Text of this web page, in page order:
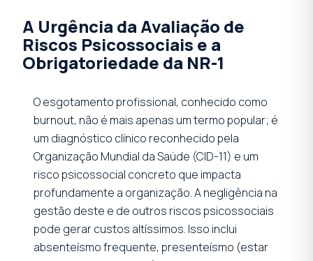
A Urgência da Avaliação de
Riscos Psicossociais e a
Obrigatoriedade da NR-1
O esgotamento profissional, conhecido como
burnout, não é mais apenas um termo popular; é
um diagnóstico clínico reconhecido pela
Organização Mundial da Saúde (CID-11) e um
risco psicossocial concreto que impacta
profundamente a organização. A negligência na
gestão deste e de outros riscos psicossociais
pode gerar custos altíssimos. Isso inclui
absenteísmo frequente, presenteísmo (estar